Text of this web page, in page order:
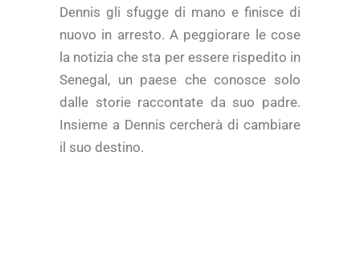
Dennis gli sfugge di mano e finisce di
nuovo in arresto. A peggiorare le cose
la notizia che sta per essere rispedito in
Senegal, un paese che conosce solo
dalle storie raccontate da suo padre.
Insieme a Dennis cercherà di cambiare
il suo destino.